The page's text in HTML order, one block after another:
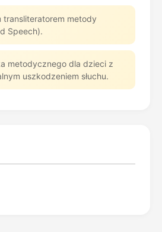
transliteratorem metody
Speech).
metodycznego dla dzieci z
uszkodzeniem słuchu.